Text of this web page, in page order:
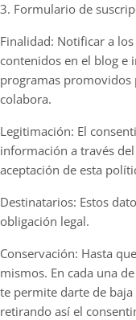
3. Formulario de
Finalidad: Notificar a
contenidos en el blog e
programas promovidos
colabora.
Legitimación: El
información a través
aceptación de esta
Destinatarios: Estos
obligación legal.
Conservación: Hasta
mismos. En cada una
te permite darte de
retirando así el